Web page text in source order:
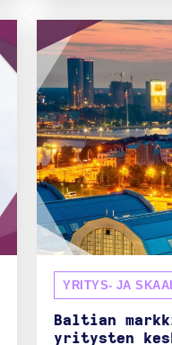
YRITYS- JA
Baltian
yritysten